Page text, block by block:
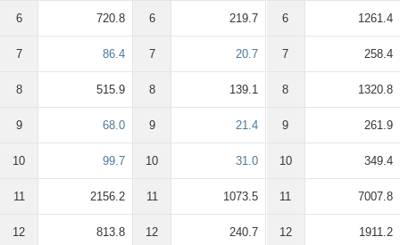
6 720.8
7 86.4
8 515.9
9 68.0
10 99.7
11 2156.2
12 813.8
6 219.7
7 20.7
8 139.1
9 21.4
10 31.0
11 1073.5
12 240.7
6 1261.4
7 258.4
8 1320.8
9 261.9
10 349.4
11 7007.8
12 1911.2